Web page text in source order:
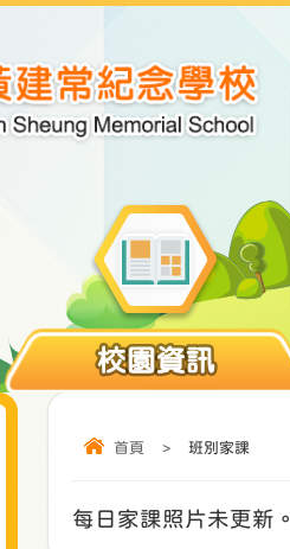
校園資訊
首頁 > 班別家課
每日家課照片未更新。